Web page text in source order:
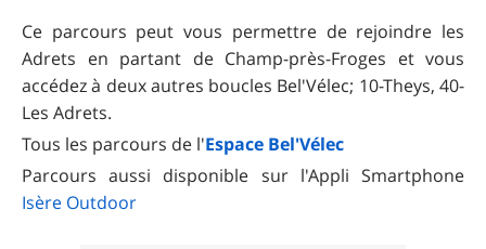
Ce parcours peut vous permettre de rejoindre les
Adrets en partant de Champ-près-Froges et vous
accédez à deux autres boucles Bel'Vélec; 10-Theys, 40-
Les Adrets.
Tous les parcours de l'Espace Bel'Vélec
Parcours aussi disponible sur l'Appli Smartphone
Isère Outdoor